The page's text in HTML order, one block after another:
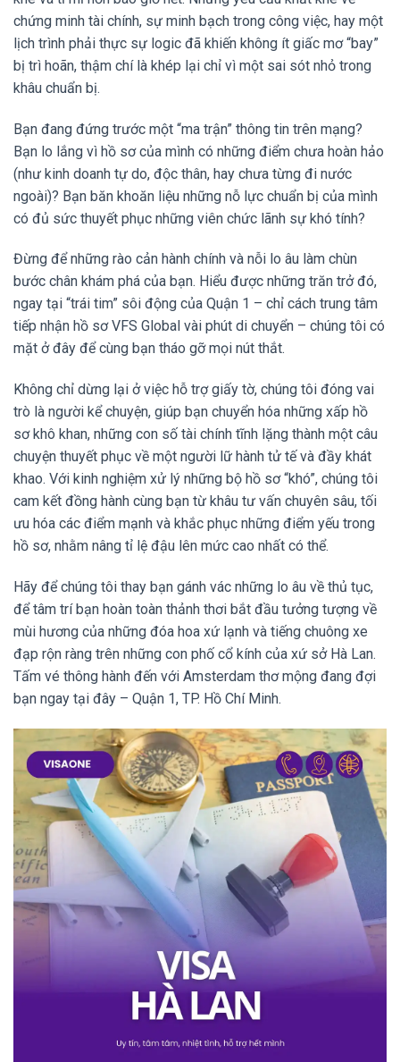
chứng minh tài chính, sự minh bạch trong công việc, hay một
lịch trình phải thực sự logic đã khiến không ít giấc mơ “bay”
bị trì hoãn, thậm chí là khép lại chỉ vì một sai sót nhỏ trong
khâu chuẩn bị.
Bạn đang đứng trước một “ma trận” thông tin trên mạng?
Bạn lo lắng vì hồ sơ của mình có những điểm chưa hoàn hảo
(như kinh doanh tự do, độc thân, hay chưa từng đi nước
ngoài)? Bạn băn khoăn liệu những nỗ lực chuẩn bị của mình
có đủ sức thuyết phục những viên chức lãnh sự khó tính?
Đừng để những rào cản hành chính và nỗi lo âu làm chùn
bước chân khám phá của bạn. Hiểu được những trăn trở đó,
ngay tại “trái tim” sôi động của Quận 1 – chỉ cách trung tâm
tiếp nhận hồ sơ VFS Global vài phút di chuyển – chúng tôi có
mặt ở đây để cùng bạn tháo gỡ mọi nút thắt.
Không chỉ dừng lại ở việc hỗ trợ giấy tờ, chúng tôi đóng vai
trò là người kể chuyện, giúp bạn chuyển hóa những xấp hồ
sơ khô khan, những con số tài chính tĩnh lặng thành một câu
chuyện thuyết phục về một người lữ hành tử tế và đầy khát
khao. Với kinh nghiệm xử lý những bộ hồ sơ “khó”, chúng tôi
cam kết đồng hành cùng bạn từ khâu tư vấn chuyên sâu, tối
ưu hóa các điểm mạnh và khắc phục những điểm yếu trong
hồ sơ, nhằm nâng tỉ lệ đậu lên mức cao nhất có thể.
Hãy để chúng tôi thay bạn gánh vác những lo âu về thủ tục,
để tâm trí bạn hoàn toàn thảnh thơi bắt đầu tưởng tượng về
mùi hương của những đóa hoa xứ lạnh và tiếng chuông xe
đạp rộn ràng trên những con phố cổ kính của xứ sở Hà Lan.
Tấm vé thông hành đến với Amsterdam thơ mộng đang đợi
bạn ngay tại đây – Quận 1, TP. Hồ Chí Minh.